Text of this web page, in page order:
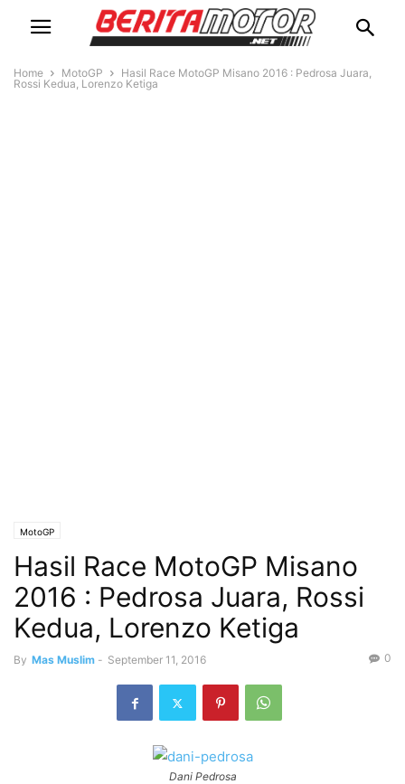
Home MotoGP
Hasil Race MotoGP Misano 2016 : Pedrosa Juara,
Rossi Kedua, Lorenzo Ketiga
MotoGP
Hasil Race MotoGP Misano
2016 : Pedrosa Juara, Rossi
Kedua, Lorenzo Ketiga
By Mas Muslim - September 11, 2016 0
Dani Pedrosa